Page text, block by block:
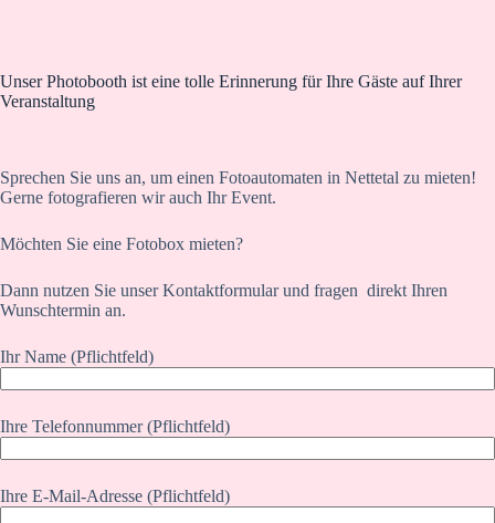
Unser Photobooth ist eine tolle Erinnerung für Ihre Gäste auf Ihrer
Veranstaltung
Sprechen Sie uns an, um einen Fotoautomaten in Nettetal zu mieten!
Gerne fotografieren wir auch Ihr Event.
Möchten Sie eine Fotobox mieten?
Dann nutzen Sie unser Kontaktformular und fragen direkt Ihren
Wunschtermin an.
Ihr Name (Pflichtfeld)
Ihre Telefonnummer (Pflichtfeld)
Ihre E-Mail-Adresse (Pflichtfeld)